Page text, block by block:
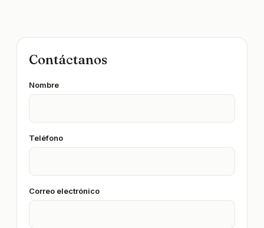
Contáctanos
Nombre
Teléfono
Correo electrónico